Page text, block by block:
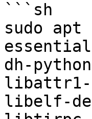
```sh
sudo
essential
dh-
libattr1-
libelf-